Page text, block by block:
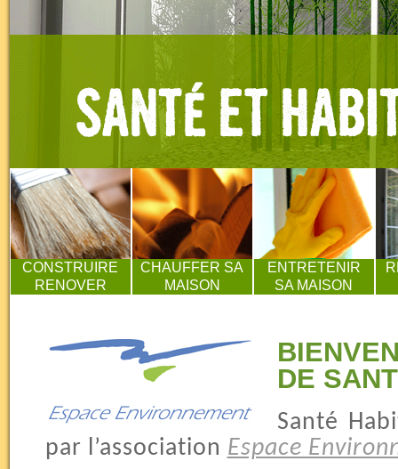
CONSTRUIRE
RENOVER
CHAUFFER SA
MAISON
ENTRETENIR
SA MAISON
DE
Santé
par l’association Espace